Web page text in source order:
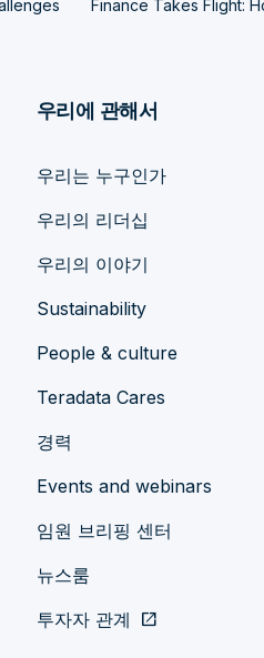
Finance Takes Flight:
우리에 관해서
우리는 누구인가
우리의 리더십
우리의 이야기
Sustainability
People & culture
Teradata Cares
경력
Events and webinars
임원 브리핑 센터
뉴스룸
투자자 관계 open_in_new